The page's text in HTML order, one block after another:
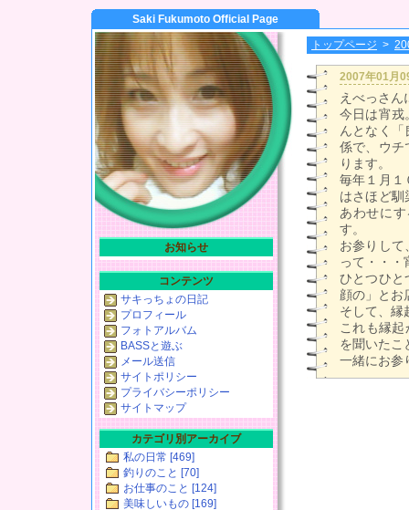
Saki Fukumoto Official Page
トップページ >
2007年01月
えべっさん
今日は宵戎
んとなく
係で、ウチ
ります。
毎年１月１
はさほど馴
あわせに
す。
お参りして
って・・・
ひとつひと
顔の」とお
そして、縁
これも縁
を聞いたこ
一緒にお参
お知らせ
コンテンツ
サキっちょの日記
プロフィール
フォトアルバム
BASSと遊ぶ
メール送信
サイトポリシー
プライバシーポリシー
サイトマップ
カテゴリ別アーカイブ
私の日常 [469]
釣りのこと [70]
お仕事のこと [124]
美味しいもの [169]